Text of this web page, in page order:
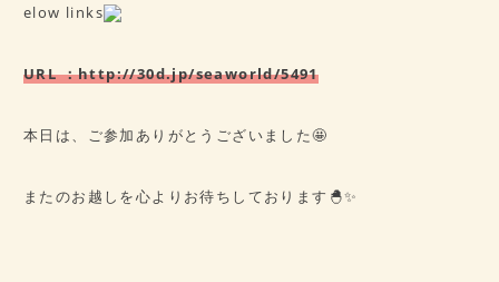
elow links
URL ：http://30d.jp/seaworld/5491
本日は、ご参加ありがとうございました🤩
またのお越しを心よりお待ちしております🐣✨